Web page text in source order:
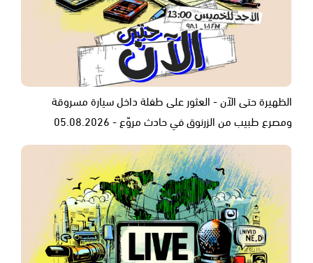
الظهيرة حتى الآن - العثور على طفلة داخل سيارة مسروقة
ومصرع طبيب من الزرنوق في حادث مروّع - 05.08.2026